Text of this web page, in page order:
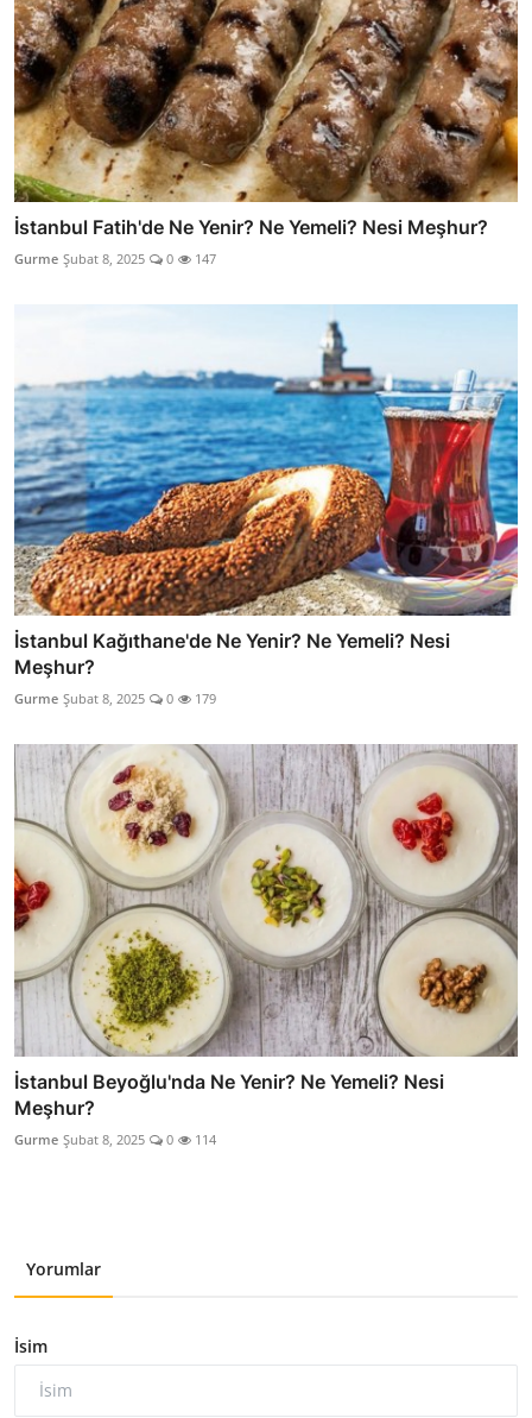
İstanbul Fatih'de Ne Yenir? Ne Yemeli? Nesi Meşhur?
Gurme Şubat 8, 2025 0 147
İstanbul Kağıthane'de Ne Yenir? Ne Yemeli? Nesi
Meşhur?
Gurme Şubat 8, 2025 0 179
İstanbul Beyoğlu'nda Ne Yenir? Ne Yemeli? Nesi
Meşhur?
Gurme Şubat 8, 2025 0 114
Yorumlar
İsim